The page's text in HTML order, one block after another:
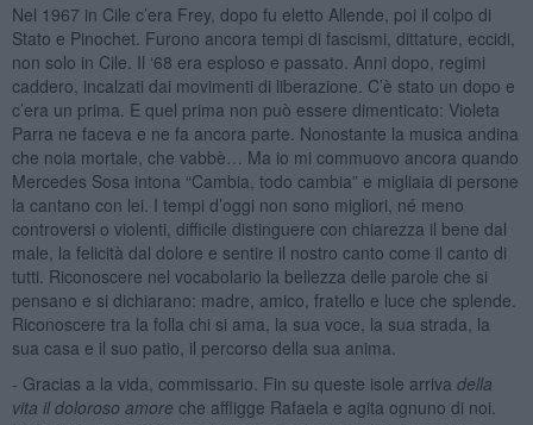
Nel 1967 in Cile c’era Frey, dopo fu eletto Allende, poi il colpo di
Stato e Pinochet. Furono ancora tempi di fascismi, dittature, eccidi,
non solo in Cile. Il ‘68 era esploso e passato. Anni dopo, regimi
caddero, incalzati dai movimenti di liberazione. C’è stato un dopo e
c’era un prima. E quel prima non può essere dimenticato: Violeta
Parra ne faceva e ne fa ancora parte. Nonostante la musica andina
che noia mortale, che vabbè… Ma io mi commuovo ancora quando
Mercedes Sosa intona “Cambia, todo cambia” e migliaia di persone
la cantano con lei. I tempi d’oggi non sono migliori, né meno
controversi o violenti, difficile distinguere con chiarezza il bene dal
male, la felicità dal dolore e sentire il nostro canto come il canto di
tutti. Riconoscere nel vocabolario la bellezza delle parole che si
pensano e si dichiarano: madre, amico, fratello e luce che splende.
Riconoscere tra la folla chi si ama, la sua voce, la sua strada, la
sua casa e il suo patio, il percorso della sua anima.
- Gracias a la vida, commissario. Fin su queste isole arriva della
vita ildoloroso amore che affligge Rafaela e agita ognuno di noi.